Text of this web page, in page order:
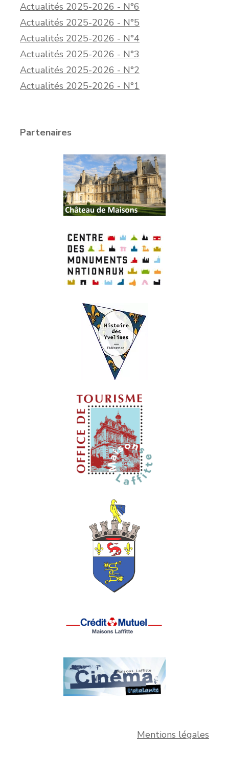
Actualités 2025-2026 - N°6
Actualités 2025-2026 - N°5
Actualités 2025-2026 - N°4
Actualités 2025-2026 - N°3
Actualités 2025-2026 - N°2
Actualités 2025-2026 - N°1
Partenaires
Mentions légales